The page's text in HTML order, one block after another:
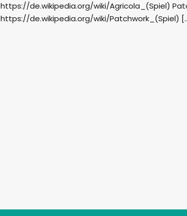
https://de.wikipedia.org/wiki/Agricola_(Spiel)
https://de.wikipedia.org/wiki/Patchwork_(Spiel)